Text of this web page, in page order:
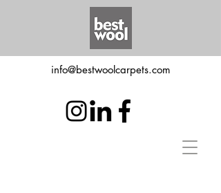
info@bestwoolcarpets.com